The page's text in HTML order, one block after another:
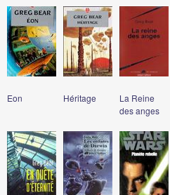
Eon Héritage
La Reine
des anges